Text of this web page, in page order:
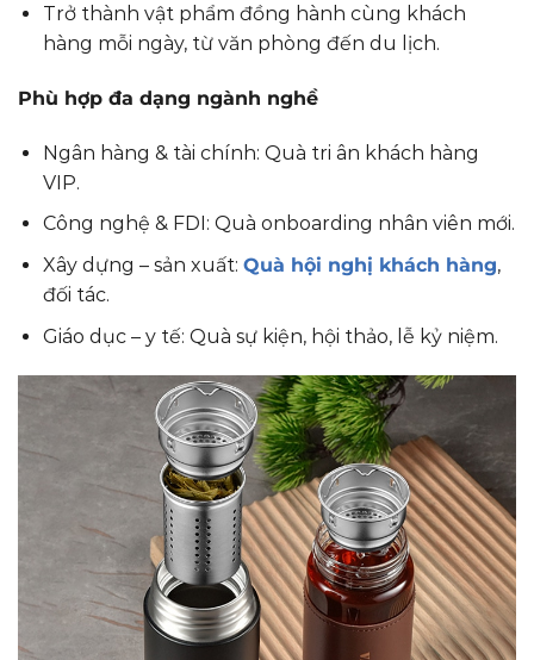
Trở thành vật phẩm đồng hành cùng khách
hàng mỗi ngày, từ văn phòng đến du lịch.
Phù hợp đa dạng ngành nghề
Ngân hàng & tài chính: Quà tri ân khách hàng
VIP.
Công nghệ & FDI: Quà onboarding nhân viên mới.
Xây dựng – sản xuất: Quà hội nghị khách hàng,
đối tác.
Giáo dục – y tế: Quà sự kiện, hội thảo, lễ kỷ niệm.